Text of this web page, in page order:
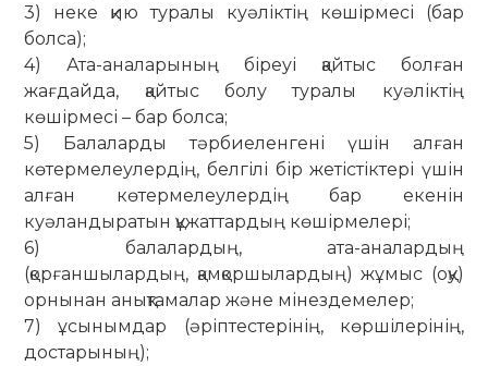
3) неке қию туралы куәліктің көшірмесі (бар
болса);
4) Ата-аналарының біреуі қайтыс болған
жағдайда, қайтыс болу туралы куәліктің
көшірмесі – бар болса;
5) Балаларды тәрбиеленгені үшін алған
көтермелеулердің, белгілі бір жетістіктері үшін
алған көтермелеулердің бар екенін
куәландыратын құжаттардың көшірмелері;
6) балалардың, ата-аналардың
(қорғаншылардың, қамқоршылардың) жұмыс (оқу)
орнынан анықтамалар және мінездемелер;
7) ұсынымдар (әріптестерінің, көршілерінің,
достарының);